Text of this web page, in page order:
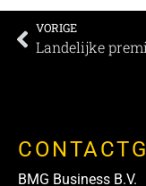
VORIGE
BMG Business B.V.